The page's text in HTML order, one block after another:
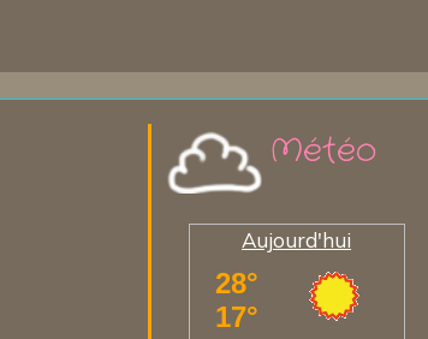
Météo
Aujourd'hui